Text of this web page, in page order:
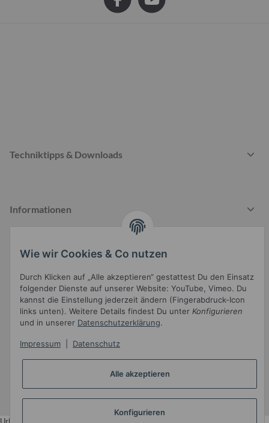
Techniktipps & Downloads
Informationen
* Alle Preise inkl. gesetzlicher USt.
Wie wir Cookies & Co nutzen
Durch Klicken auf „Alle akzeptieren“ gestattest Du den Einsatz
folgender Dienste auf unserer Website: YouTube, Vimeo. Du
kannst die Einstellung jederzeit ändern (Fingerabdruck-Icon
links unten). Weitere Details findest Du unter Konfigurieren
und in unserer Datenschutzerklärung.
Impressum Datenschutz
Alle akzeptieren
Konfigurieren